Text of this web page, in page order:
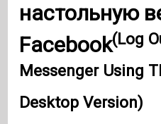
настольную
Facebook(Log
Messenger Using
Desktop Version)